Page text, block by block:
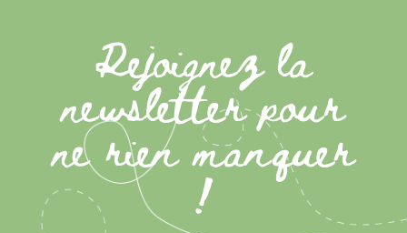
Rejoignez la
newsletter pour
ne rien manquer
!